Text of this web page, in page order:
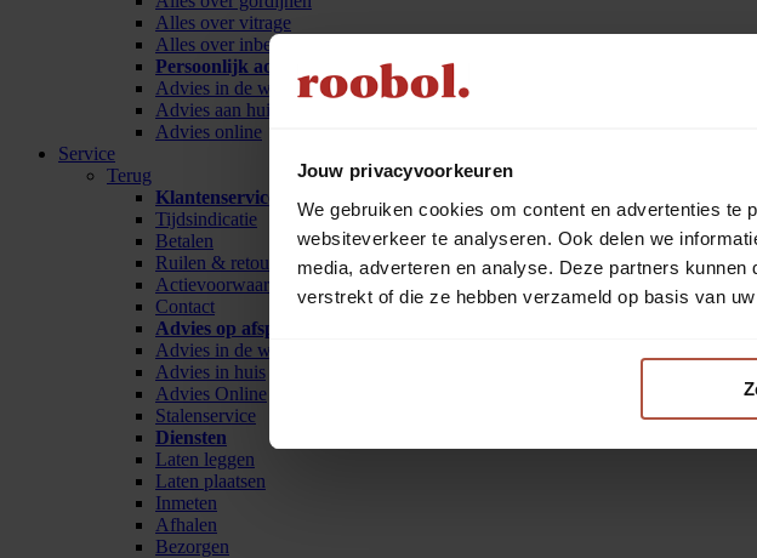
Jouw privacyvoorkeuren
We gebruiken cookies om content en advertenties te
websiteverkeer te analyseren. Ook delen we
media, adverteren en analyse. Deze partners
verstrekt of die ze hebben verzameld op basis van
Alles over vitrage
Alles over inbetween
Persoonlijk advies
Advies in de winkel
Advies aan huis
Advies online
Service
Terug
Klantenservice
Tijdsindicatie
Betalen
Ruilen & retour
Actievoorwaarden
Contact
Advies op afspraak
Advies in de winkel
Advies in huis
Advies Online
Stalenservice
Diensten
Laten leggen
Laten plaatsen
Inmeten
Afhalen
Bezorgen